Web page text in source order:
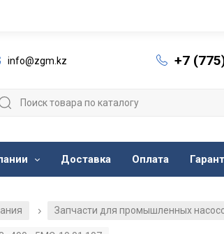
info@zgm.kz +7
Доставка Оплата
/ Запчасти для промышленных